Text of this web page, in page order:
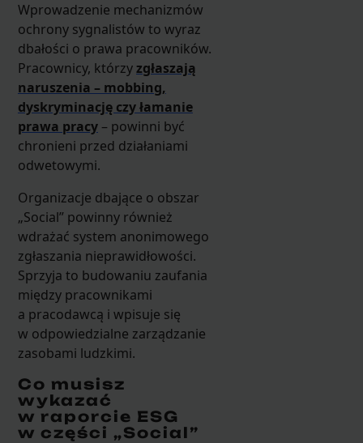
Wprowadzenie mechanizmów
ochrony sygnalistów to wyraz
dbałości o prawa pracowników.
Pracownicy, którzyzgłaszają
naruszenia – mobbing,
dyskryminację czy łamanie
prawa pracy– powinni być
chronieni przed działaniami
odwetowymi.
Organizacje dbające o obszar
„Social” powinny również
wdrażać system anonimowego
zgłaszania nieprawidłowości.
Sprzyja to budowaniu zaufania
między pracownikami
a pracodawcą i wpisuje się
w odpowiedzialne zarządzanie
zasobami ludzkimi.
Co musisz
wykazać
w raporcie ESG
w części „Social”